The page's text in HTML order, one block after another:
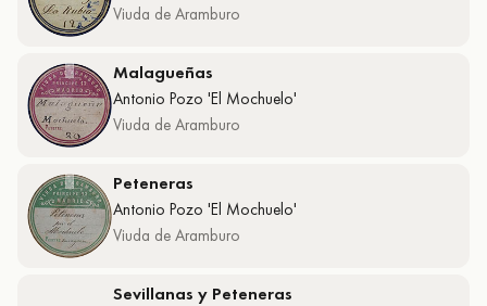
Viuda de Aramburo
Malagueñas
Antonio Pozo 'El Mochuelo'
Viuda de Aramburo
Peteneras
Antonio Pozo 'El Mochuelo'
Viuda de Aramburo
Sevillanas y Peteneras